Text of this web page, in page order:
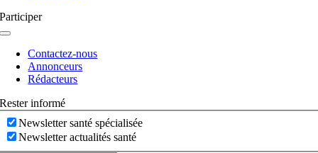
Participer
Navigation
basculeContactez-nous
Annonceurs
Rédacteurs
Rester informé
Newsletter santé spécialisée
Newsletter actualités santé